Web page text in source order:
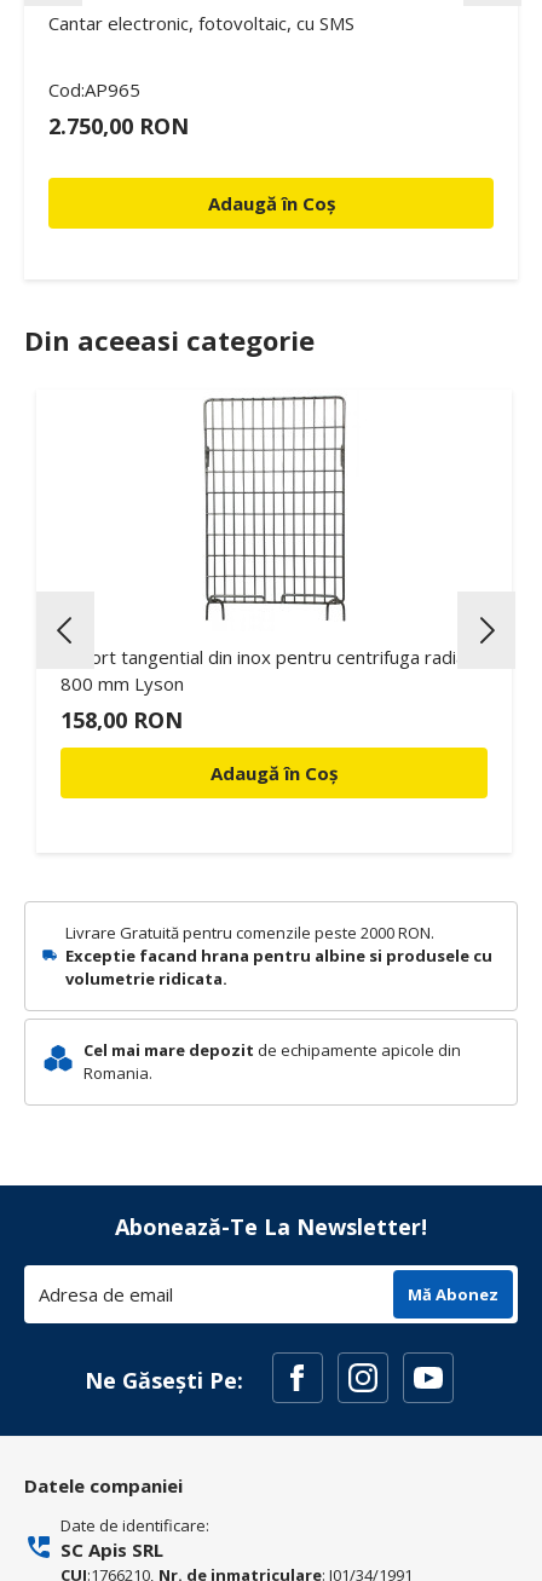
Livrare Gratuită pentru comenzile peste 2000 RON.
Exceptie facand hrana pentru albine si produsele cu
volumetrie ridicata.
Cel mai mare depozit de echipamente apicole din
Romania.
Cantar electronic, fotovoltaic, cu SMS
Cod:AP965
2.750,00 RON
Adaugă în Coș
Din aceeasi categorie
Suport tangential din inox pentru centrifuga radiala
800 mm Lyson
158,00 RON
Adaugă în Coș
Abonează-Te La Newsletter!
Mă Abonez
Ne Găsești Pe:
Datele companiei
Date de identificare:
SC Apis SRL
CUI:1766210, Nr. de inmatriculare: J01/34/1991